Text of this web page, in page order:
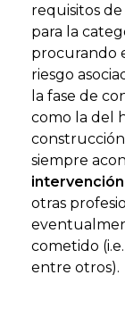
requisitos
para la
procurando
riesgo
la fase de
como la del
siempre
otras
cometido
entre otros).